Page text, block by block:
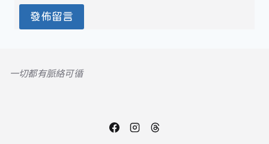
一切都有脈絡可循